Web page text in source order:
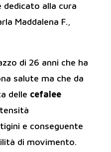
dedicato alla cura
Maddalena F.,
di 26 anni che ha
salute ma che da
delle cefalee
e conseguente
di movimento.